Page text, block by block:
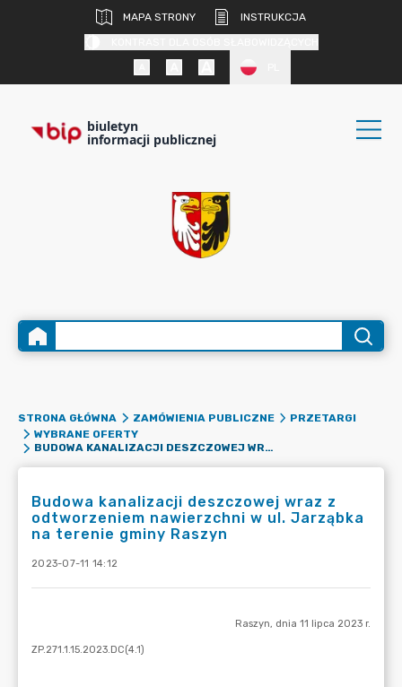
MAPA STRONY
INSTRUKCJA
biuletyn
informacji publicznej
STRONA GŁÓWNA ZAMÓWIENIA PUBLICZNE
PRZETARGI
WYBRANE OFERTY
BUDOWA KANALIZACJI DESZCZOWEJ WRAZ Z ODTWORZENIEM NAWIERZCHNI W UL. JARZĄBKA NA TERENIE GMINY RASZYN
Budowa kanalizacji deszczowej wraz z
odtworzeniem nawierzchni w ul. Jarząbka
na terenie gminy Raszyn
2023-07-11 14:12